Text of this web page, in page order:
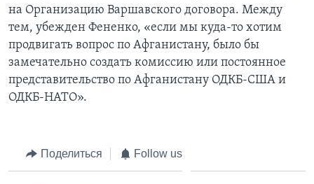
на Организацию Варшавского договора. Между
тем, убежден Фененко, «если мы куда-то хотим
продвигать вопрос по Афганистану, было бы
замечательно создать комиссию или постоянное
представительство по Афганистану ОДКБ-США и
ОДКБ-НАТО».
Поделиться Follow us